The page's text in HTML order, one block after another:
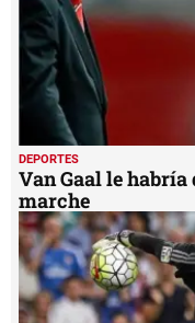
DEPORTES
Van Gaal le
marche